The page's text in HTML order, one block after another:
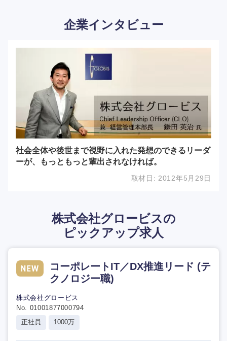
企業インタビュー
社会全体や後世まで視野に入れた発想のできるリーダ
ーが、もっともっと輩出されなければ。
取材日: 2012年5月29日
株式会社グロービスの
ピックアップ求人
コーポレートIT／DX推進リード (テ
クノロジー職)
株式会社グロービス
No. 01001877000794
正社員
1000万